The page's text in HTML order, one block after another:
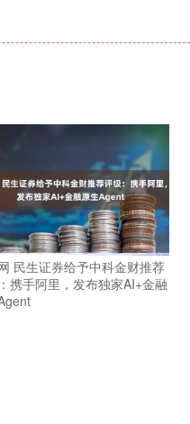
民生证券给予中科金财推荐
携手阿里，发布独家AI+金融